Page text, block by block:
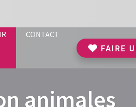
CONTACT
FAIRE
animales